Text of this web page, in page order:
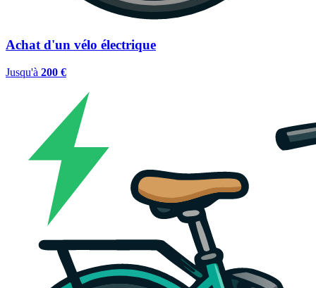
Achat d'un vélo électrique
Jusqu'à 200 €